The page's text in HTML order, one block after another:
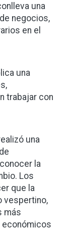
una
negocios,
en el
una
trabajar con
una
la
Los
que la
vespertino,
más
económicos